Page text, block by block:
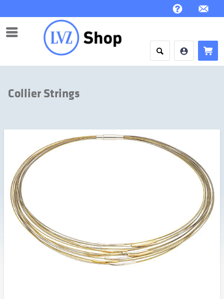
Menü
Collier Strings